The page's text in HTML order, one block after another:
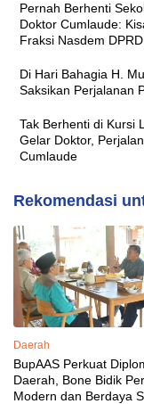
Pernah Berhenti
Doktor Cumlaude:
Fraksi Nasdem
Di Hari Bahagia H.
Saksikan Perjalanan
Tak Berhenti di Kursi
Gelar Doktor,
Cumlaude
Rekomendasi
Daerah
BupAAS Perkuat
Daerah, Bone Bidik
Modern dan Berdaya